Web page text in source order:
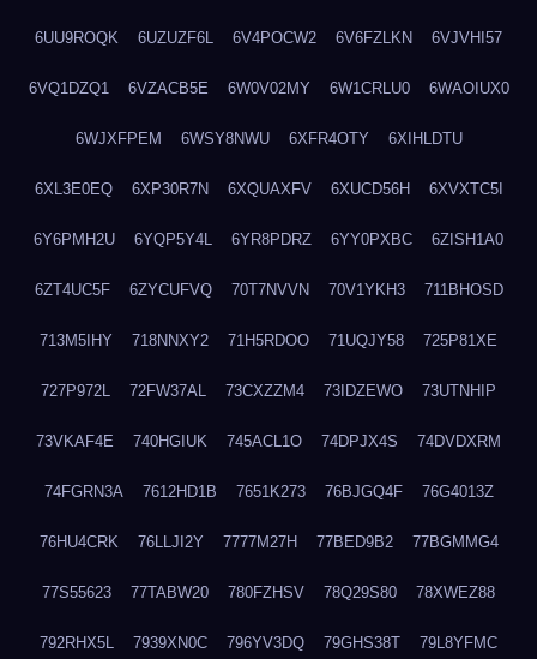
6UU9ROQK 6UZUZF6L 6V4POCW2 6V6FZLKN 6VJVHI57
6VQ1DZQ1 6VZACB5E 6W0V02MY 6W1CRLU0 6WAOIUX0
6WJXFPEM 6WSY8NWU 6XFR4OTY 6XIHLDTU
6XL3E0EQ 6XP30R7N 6XQUAXFV 6XUCD56H 6XVXTC5I
6Y6PMH2U 6YQP5Y4L 6YR8PDRZ 6YY0PXBC 6ZISH1A0
6ZT4UC5F 6ZYCUFVQ 70T7NVVN 70V1YKH3 711BHOSD
713M5IHY 718NNXY2 71H5RDOO 71UQJY58 725P81XE
727P972L 72FW37AL 73CXZZM4 73IDZEWO 73UTNHIP
73VKAF4E 740HGIUK 745ACL1O 74DPJX4S 74DVDXRM
74FGRN3A 7612HD1B 7651K273 76BJGQ4F 76G4013Z
76HU4CRK 76LLJI2Y 7777M27H 77BED9B2 77BGMMG4
77S55623 77TABW20 780FZHSV 78Q29S80 78XWEZ88
792RHX5L 7939XN0C 796YV3DQ 79GHS38T 79L8YFMC